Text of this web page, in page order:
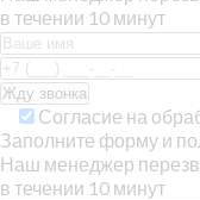
в течении 10 минут
Согласие на
Заполните форму и
Наш менеджер
в течении 10 минут